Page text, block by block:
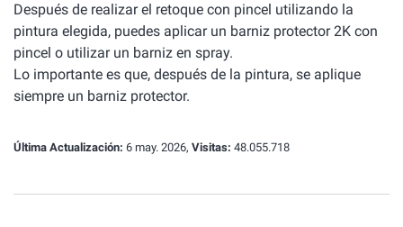
Después de realizar el retoque con pincel utilizando la
pintura elegida, puedes aplicar un barniz protector 2K con
pincel o utilizar un barniz en spray.
Lo importante es que, después de la pintura, se aplique
siempre un barniz protector.
Última Actualización: 6 may. 2026, Visitas: 48.055.718